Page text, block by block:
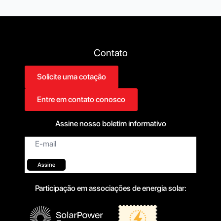
Contato
Solicite uma cotação
Entre em contato conosco
Assine nosso boletim informativo
E-
mail*
Assine
Participação em associações de energia solar: